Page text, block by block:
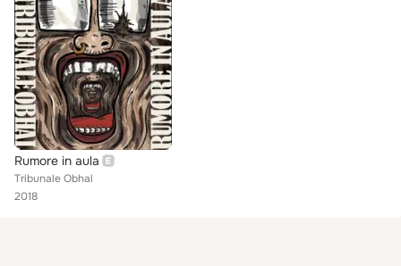
Rumore in aula
Tribunale Obhal
2018